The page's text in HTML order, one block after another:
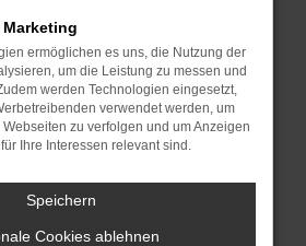
sondern kann auch dazu führen,
Funktionen nicht mehr
den Webseitenbetreiber.
genannten Schritte versucht
uns bitte. Wir werden versuchen,
Du kannst uns diesen
uns bei der Fehlersuche zu
ermöglichen es uns, die Nutzung der
um die Leistung zu messen und
werden Technologien eingesetzt,
verwendet werden, um
zu verfolgen und um Anzeigen
Ihre Interessen relevant sind.
Speichern
Cookies ablehnen